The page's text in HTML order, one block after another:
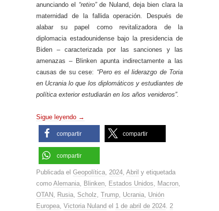
anunciando el “retiro”de Nuland, deja bien clara la
maternidad de la fallida operación. Después de
alabar su papel como revitalizadora de la
diplomacia estadounidense bajo la presidencia de
Biden – caracterizada por las sanciones y las
amenazas – Blinken apunta indirectamente a las
causas de su cese: “Pero es el liderazgo de Toria
en Ucrania lo que los diplomáticos y estudiantes de
política exterior estudiarán en los años venideros”.
Sigue leyendo →
compartir compartir
compartir
Publicada el Geopolítica 2024 Abril y etiquetada
como Alemania Blinken Estados Unidos Macron
OTAN
Rusia Scholz Trump Ucrania Unión
Europea Victoria Nuland el 1 de abril de 2024 2